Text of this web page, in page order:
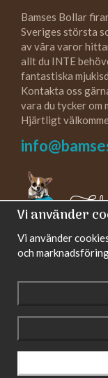
Bamses Bollar
Sveriges största
av våra varor
allt du INTE
fantastiska
Kontakta oss
vara du tycker om
Hjärtligt
Följ
Vi använder
Vi använder
och